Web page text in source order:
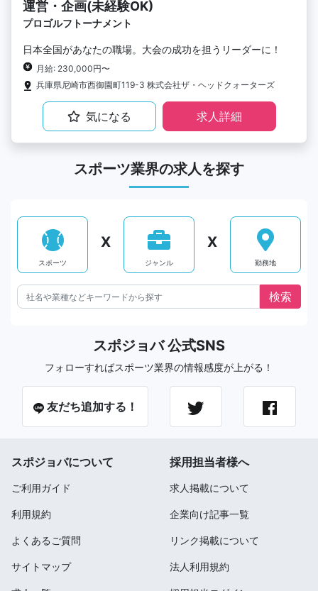
運営・企画(未経験OK)
プロゴルフトーナメント
日本全国があなたの職場。大会の成功を担うリーダーに！
月給: 230,000円〜
兵庫県尼崎市西御園町119-3 株式会社ザ・ヘッドクォーターズ
気になる 求人詳細
スポーツ業界の求人を探す
スポーツ
X
ジャンル
X
勤務地
スポジョバ 公式SNS
フォローすればスポーツ業界の情報感度が上がる！
友だち追加する！
スポジョバについて
ご利用ガイド
利用規約
よくあるご質問
サイトマップ
採用担当者様へ
求人掲載について
企業向け記事一覧
リンク掲載について
法人利用規約